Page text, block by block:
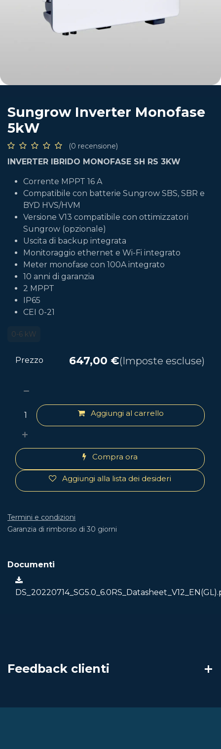
Sungrow Inverter Monofase
5kW
(0 recensione)
INVERTER IBRIDO MONOFASE SH RS 3KW
Corrente MPPT 16 A
Compatibile con batterie Sungrow SBS, SBR e
BYD HVS/HVM
Versione V13 compatibile con ottimizzatori
Sungrow (opzionale)
Uscita di backup integrata
Monitoraggio ethernet e Wi-Fi integrato
Meter monofase con 100A integrato
10 anni di garanzia
2 MPPT
IP65
CEI 0-21
0-6 kW
Aggiungi al carrello
Compra ora
Aggiungi alla lista dei desideri
Prezzo 647,00 €(Imposte escluse)
Termini e condizioni
Garanzia di rimborso di 30 giorni
Documenti
Feedback clienti